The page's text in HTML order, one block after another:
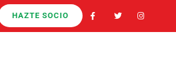
HAZTE SOCIO